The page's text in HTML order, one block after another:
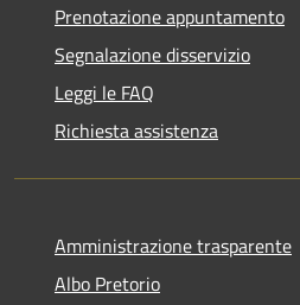
Prenotazione appuntamento
Segnalazione disservizio
Leggi le FAQ
Richiesta assistenza
Amministrazione trasparente
Albo Pretorio